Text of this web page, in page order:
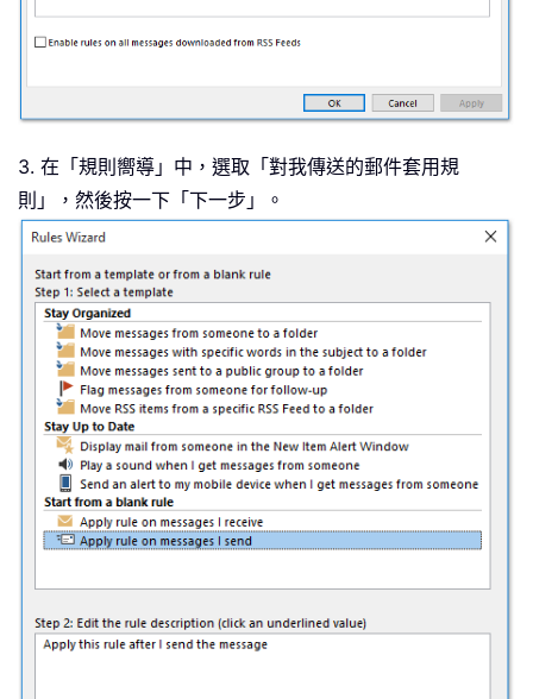
3. 在「規則嚮導」中，選取「對我傳送的郵件套用規
則」，然後按一下「下一步」。